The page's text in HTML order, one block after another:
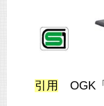
引用 OGK「